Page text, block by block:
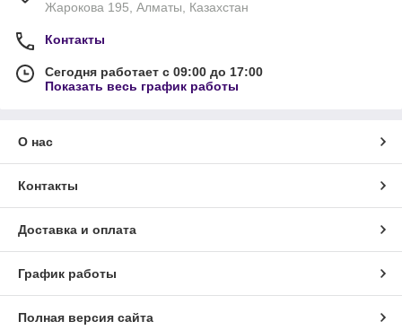
Жарокова 195, Алматы, Казахстан
Контакты
Сегодня работает с 09:00 до 17:00
Показать весь график работы
О нас
Контакты
Доставка и оплата
График работы
Полная версия сайта